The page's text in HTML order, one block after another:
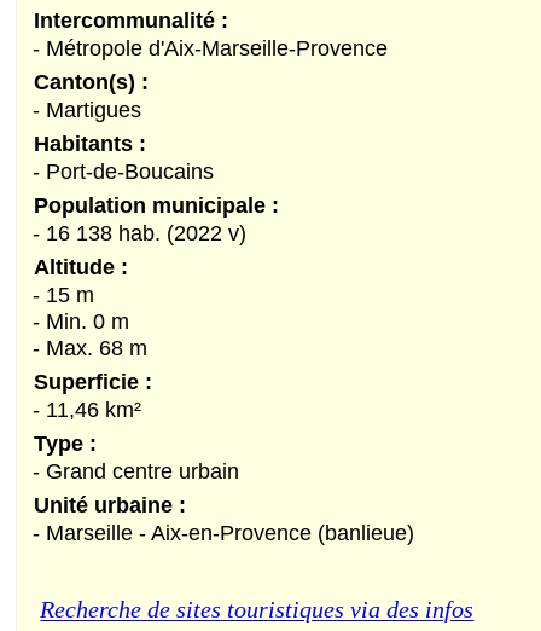
Intercommunalité :
- Métropole d'Aix-Marseille-Provence
Canton(s) :
- Martigues
Habitants :
- Port-de-Boucains
Population municipale :
- 16 138 hab. (2022 v)
Altitude :
- 15 m
- Min. 0 m
- Max. 68 m
Superficie :
- 11,46 km²
Type :
- Grand centre urbain
Unité urbaine :
- Marseille - Aix-en-Provence (banlieue)
Recherche de sites touristiques via des infos